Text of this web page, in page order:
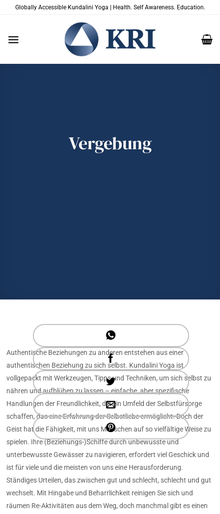
ZumGlobally Accessible Kundalini Yoga | Health. Self Awareness. Education.
Vergebung
Authentische Beziehungen zu anderen entstehen aus einer
authentischen Beziehung zu sich selbst. Kundalini Yoga ist
vollgepackt mit Werkzeugen, Tipps und Techniken, um sich selbst zu
nähren und aufblühen zu lassen – einfache, aber spezifische
Handlungen der Freundlichkeit, die ein Umfeld der Selbstfürsorge
schaffen, das eine Erfahrung der Selbstliebe ermöglicht. Doch der
Geist hat die Fähigkeit, mit uns Menschen auf so vielfältige Weise zu
spielen. Ihre (Beziehungs-)Schiffe durch unbewusste und
unterbewusste Gewässer zu navigieren, erfordert viel Geschick und
ist für viele und die meisten von uns eine Herausforderung.
Ständiges Urteilen, das zwischen gut und schlecht, schlecht und gut
wechselt. Mit Hingabe und Beharrlichkeit reinigen Sie sich und
räumen Re-Aktivitäten aus dem Weg, doch manchmal gibt es einen